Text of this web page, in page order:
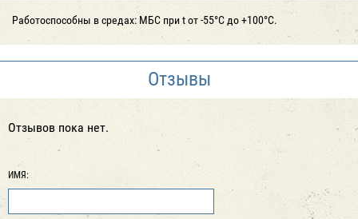
Работоспособны в средах: МБС при t от -55°С до +100°С.
Отзывы
Отзывов пока нет.
ИМЯ: